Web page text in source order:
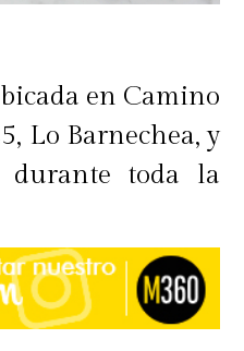
en Camino
Lo Barnechea, y
durante toda la